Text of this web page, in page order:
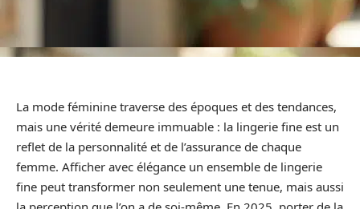
La mode féminine traverse des époques et des tendances,
mais une vérité demeure immuable : la lingerie fine est un
reflet de la personnalité et de l’assurance de chaque
femme. Afficher avec élégance un ensemble de lingerie
fine peut transformer non seulement une tenue, mais aussi